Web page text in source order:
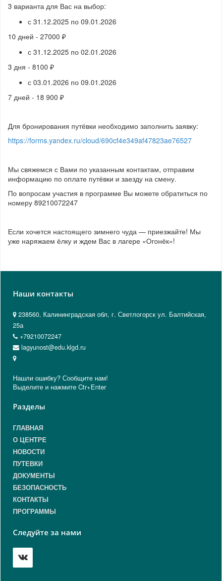
3 варианта для Вас на выбор:
с 31.12.2025 по 09.01.2026
10 дней - 27000 ₽
с 31.12.2025 по 02.01.2026
3 дня - 8100 ₽
с 03.01.2026 по 09.01.2026
7 дней - 18 900 ₽
Для бронирования путёвки необходимо заполнить заявку:
https://forms.yandex.ru/cloud/690cf4e349af47823ae76527
Мы свяжемся с Вами по указанным контактам, отправим
информацию по оплате путёвки и заезду на смену.
По вопросам участия в программе Вы можете обратиться по
номеру 89210072247
Если хочется настоящего зимнего чуда — приезжайте! Мы
уже наряжаем ёлку и ждем Вас в лагере «Огонёк»!
Наши контакты
238560, Калининградская обл, г. Светлогорск ул. Балтийская,
25а
+79210072247
lagyunost@edu.klgd.ru
Нашли ошибку? Сообщите нам!
Выделите и нажмите Ctr+Enter
Разделы
ГЛАВНАЯ
О ЦЕНТРЕ
НОВОСТИ
ПУТЕВКИ
ДОКУМЕНТЫ
БЕЗОПАСНОСТЬ
КОНТАКТЫ
ПРОГРАММЫ
Следуйте за нами